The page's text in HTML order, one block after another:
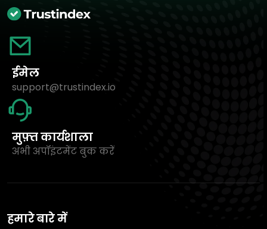
ईमेल
support@trustindex.io
मुफ़्त कार्यशाला
अभी अपॉइंटमेंट बुक करें
हमारे बारे में